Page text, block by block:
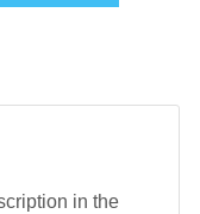
in the